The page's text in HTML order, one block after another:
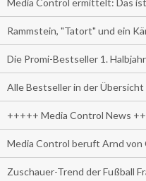
Media Control ermittelt: Das
Rammstein, "Tatort" und ein
Die Promi-Bestseller 1.
Alle Bestseller in der Übersicht
+++++ Media Control News
Media Control beruft Arnd von
Zuschauer-Trend der Fußball